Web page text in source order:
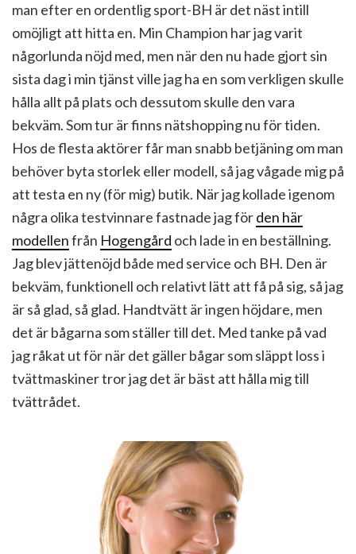
man efter en ordentlig sport-BH är det näst intill
omöjligt att hitta en. Min Champion har jag varit
någorlunda nöjd med, men när den nu hade gjort sin
sista dag i min tjänst ville jag ha en som verkligen skulle
hålla allt på plats och dessutom skulle den vara
bekväm. Som tur är finns nätshopping nu för tiden.
Hos de flesta aktörer får man snabb betjäning om man
behöver byta storlek eller modell, så jag vågade mig på
att testa en ny (för mig) butik. När jag kollade igenom
några olika testvinnare fastnade jag förden här
modellenfrån Hogengård och lade in en beställning.
Jag blev jättenöjd både med service och BH. Den är
bekväm, funktionell och relativt lätt att få på sig, så jag
är så glad, så glad. Handtvätt är ingen höjdare, men
det är bågarna som ställer till det. Med tanke på vad
jag råkat ut för när det gäller bågar som släppt loss i
tvättmaskiner tror jag det är bäst att hålla mig till
tvättrådet.